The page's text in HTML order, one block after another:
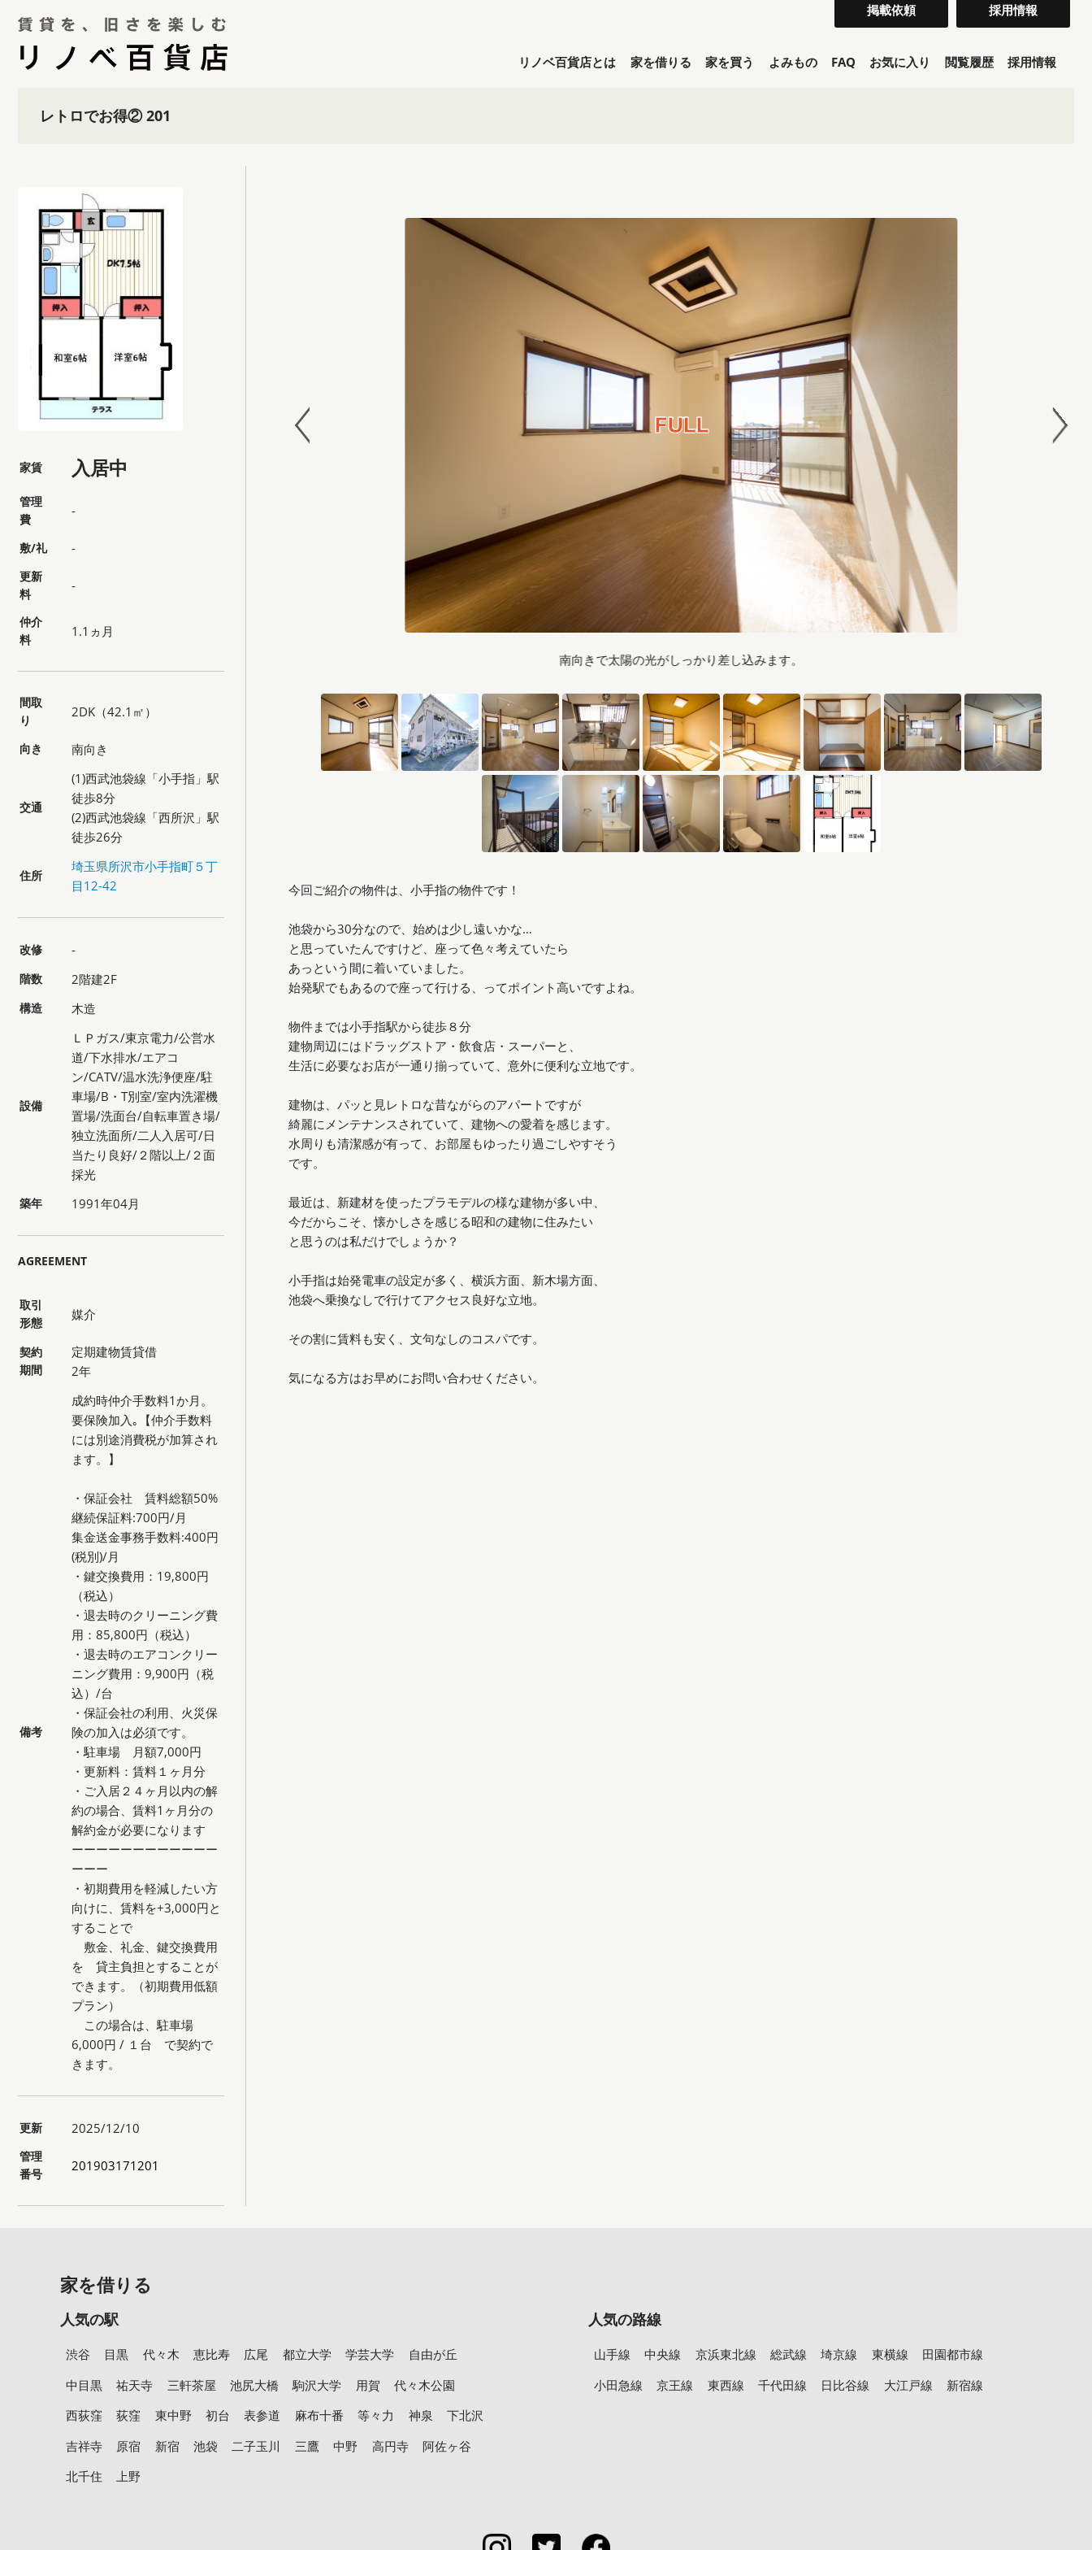
掲載依頼 採用情報
リノベ百貨店とは 家を借りる 家を買う よみもの FAQ お気に入り 閲覧履歴 採用情報
レトロでお得② 201
家賃 入居中
管理
費
-
敷/礼 -
更新
料
-
仲介
料
1.1ヵ月
間取
り
2DK（42.1㎡）
向き 南向き
交通
(1)西武池袋線「小手指」駅
徒歩8分
(2)西武池袋線「西所沢」駅
徒歩26分
住所
埼玉県所沢市小手指町５丁
目12-42
改修 -
階数 2階建2F
構造 木造
設備
ＬＰガス/東京電力/公営水
道/下水排水/エアコ
ン/CATV/温水洗浄便座/駐
車場/B・T別室/室内洗濯機
置場/洗面台/自転車置き場/
独立洗面所/二人入居可/日
当たり良好/２階以上/２面
採光
築年 1991年04月
AGREEMENT
取引
形態
媒介
契約
期間
定期建物賃貸借
2年
備考
成約時仲介手数料1か月。
要保険加入｡【仲介手数料
には別途消費税が加算され
ます。】
・保証会社 賃料総額50%
継続保証料:700円/月
集金送金事務手数料:400円
(税別)/月
・鍵交換費用：19,800円
（税込）
・退去時のクリーニング費
用：85,800円（税込）
・退去時のエアコンクリー
ニング費用：9,900円（税
込）/台
・保証会社の利用、火災保
険の加入は必須です。
・駐車場 月額7,000円
・更新料：賃料１ヶ月分
・ご入居２４ヶ月以内の解
約の場合、賃料1ヶ月分の
解約金が必要になります
ーーーーーーーーーーーー
ーーー
・初期費用を軽減したい方
向けに、賃料を+3,000円と
することで
敷金、礼金、鍵交換費用
を 貸主負担とすることが
できます。（初期費用低額
プラン）
この場合は、駐車場
6,000円 / １台 で契約で
きます。
更新 2025/12/10
管理
番号
201903171201
南向きで太陽の光がしっかり差し込みます。
今回ご紹介の物件は、小手指の物件です！
池袋から30分なので、始めは少し遠いかな…
と思っていたんですけど、座って色々考えていたら
あっという間に着いていました。
始発駅でもあるので座って行ける、ってポイント高いですよね。
物件までは小手指駅から徒歩８分
建物周辺にはドラッグストア・飲食店・スーパーと、
生活に必要なお店が一通り揃っていて、意外に便利な立地です。
建物は、パッと見レトロな昔ながらのアパートですが
綺麗にメンテナンスされていて、建物への愛着を感じます。
水周りも清潔感が有って、お部屋もゆったり過ごしやすそう
です。
最近は、新建材を使ったプラモデルの様な建物が多い中、
今だからこそ、懐かしさを感じる昭和の建物に住みたい
と思うのは私だけでしょうか？
小手指は始発電車の設定が多く、横浜方面、新木場方面、
池袋へ乗換なしで行けてアクセス良好な立地。
その割に賃料も安く、文句なしのコスパです。
気になる方はお早めにお問い合わせください。
家を借りる
人気の駅
渋谷 目黒 代々木 恵比寿 広尾 都立大学 学芸大学
自由が丘
中目黒
祐天寺 三軒茶屋 池尻大橋 駒沢大学 用賀
代々木公園
西荻窪
荻窪 東中野 初台 表参道 麻布十番 等々力 神泉
下北沢
吉祥寺
原宿 新宿 池袋 二子玉川 三鷹 中野 高円寺
阿佐ヶ谷
北千住
上野
人気の路線
山手線 中央線 京浜東北線 総武線 埼京線 東横線
田園都市線
小田急線
京王線 東西線 千代田線 日比谷線 大江戸線 新宿線